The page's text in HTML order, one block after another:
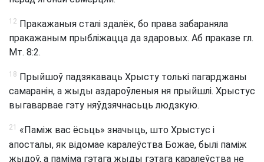
12 Пракажаныя сталі здалёк, бо права забараняла
пракажаным прыбліжацца да здаровых. Аб праказе гл.
Мт. 8:2.
18 Прыйшоў падзякаваць Хрысту толькі пагарджаны
самаранін, а жыды аздароўленыя ня прыйшлі. Хрыстус
выгаварвае гэту няўдзячнасьць людзкую.
21
«Паміж вас ёсьць» значыць, што Хрыстус і
апосталы, як відомае каралеўства Божае, былі паміж
жыдоў, а паміма гэтага жыды гэтага каралеўства не